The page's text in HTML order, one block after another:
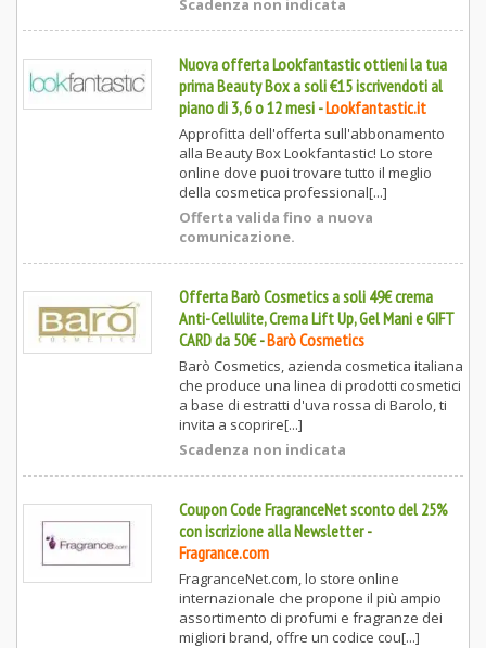
Scadenza non indicata
Nuova offerta Lookfantastic ottieni la tua
prima Beauty Box a soli €15 iscrivendoti al
piano di 3, 6 o 12 mesi-Lookfantastic.it
Approfitta dell'offerta sull'abbonamento
alla Beauty Box Lookfantastic! Lo store
online dove puoi trovare tutto il meglio
della cosmetica professional[...]
Offerta valida fino a nuova
comunicazione.
Offerta Barò Cosmetics a soli 49€ crema
Anti-Cellulite, Crema Lift Up, Gel Mani e GIFT
CARD da 50€-Barò Cosmetics
Barò Cosmetics, azienda cosmetica italiana
che produce una linea di prodotti cosmetici
a base di estratti d'uva rossa di Barolo, ti
invita a scoprire[...]
Scadenza non indicata
Coupon Code FragranceNet sconto del 25%
con iscrizione alla Newsletter-
Fragrance.com
FragranceNet.com, lo store online
internazionale che propone il più ampio
assortimento di profumi e fragranze dei
migliori brand, offre un codice cou[...]